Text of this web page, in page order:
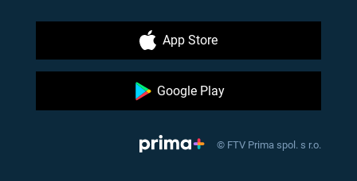
App Store
Google Play
© FTV Prima spol. s r.o.